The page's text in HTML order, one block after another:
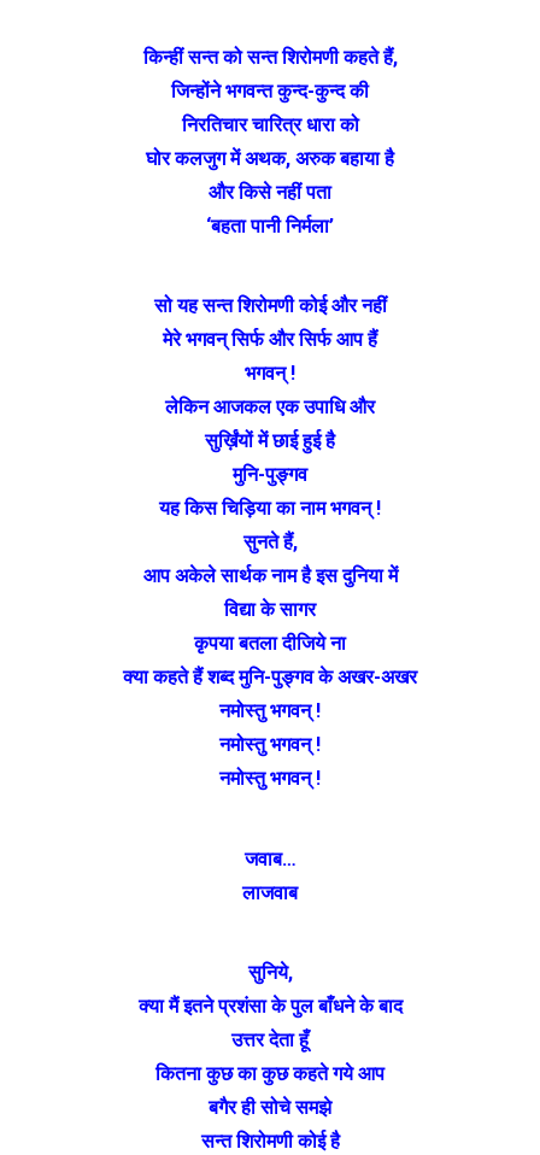
किन्हीं सन्त को सन्त शिरोमणी कहते हैं,
जिन्होंने भगवन्त कुन्द-कुन्द की
निरतिचार चारित्र धारा को
घोर कलजुग में अथक, अरुक बहाया है
और किसे नहीं पता
‘बहता पानी निर्मला’
सो यह सन्त शिरोमणी कोई और नहीं
मेरे भगवन् सिर्फ और सिर्फ आप हैं
भगवन् !
लेकिन आजकल एक उपाधि और
सुर्ख़िंयों में छाई हुई है
मुनि-पुङ्गव
यह किस चिड़िया का नाम भगवन् !
सुनते हैं,
आप अकेले सार्थक नाम है इस दुनिया में
विद्या के सागर
कृपया बतला दीजिये ना
क्या कहते हैं शब्द मुनि-पुङ्गव के अखर-अखर
नमोस्तु भगवन् !
नमोस्तु भगवन् !
नमोस्तु भगवन् !
जवाब…
लाजवाब
सुनिये,
क्या मैं इतने प्रशंसा के पुल बाँधने के बाद
उत्तर देता हूँ
कितना कुछ का कुछ कहते गये आप
बगैर ही सोचे समझे
सन्त शिरोमणी कोई है